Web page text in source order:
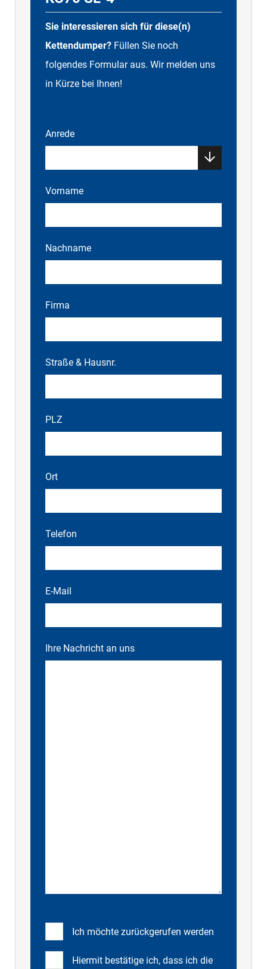
Sie interessieren sich für diese(n)
Kettendumper? Füllen Sie noch
folgendes Formular aus. Wir melden uns
in Kürze bei Ihnen!
Anrede
Vorname
Nachname
Firma
Straße & Hausnr.
PLZ
Ort
Telefon
E-Mail
Ihre Nachricht an uns
Ich möchte zurückgerufen werden
Hiermit bestätige ich, dass ich die